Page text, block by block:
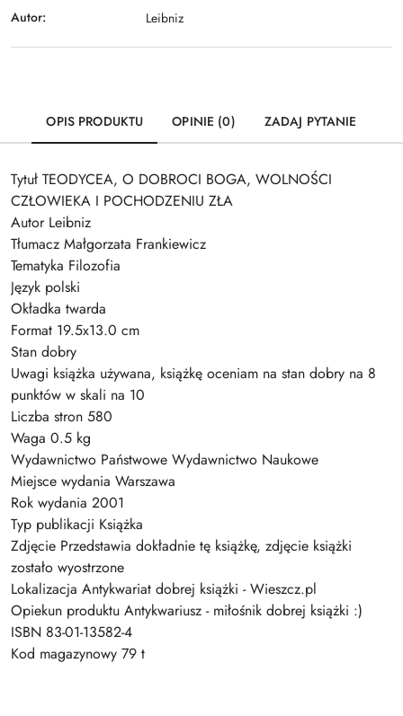
Autor: Leibniz
OPIS PRODUKTU OPINIE (0) ZADAJ PYTANIE
Tytuł TEODYCEA, O DOBROCI BOGA, WOLNOŚCI
CZŁOWIEKA I POCHODZENIU ZŁA
Autor Leibniz
Tłumacz Małgorzata Frankiewicz
Tematyka Filozofia
Język polski
Okładka twarda
Format 19.5x13.0 cm
Stan dobry
Uwagi książka używana, książkę oceniam na stan dobry na 8
punktów w skali na 10
Liczba stron 580
Waga 0.5 kg
Wydawnictwo Państwowe Wydawnictwo Naukowe
Miejsce wydania Warszawa
Rok wydania 2001
Typ publikacji Książka
Zdjęcie Przedstawia dokładnie tę książkę, zdjęcie książki
zostało wyostrzone
Lokalizacja Antykwariat dobrej książki - Wieszcz.pl
Opiekun produktu Antykwariusz - miłośnik dobrej książki :)
ISBN 83-01-13582-4
Kod magazynowy 79 t